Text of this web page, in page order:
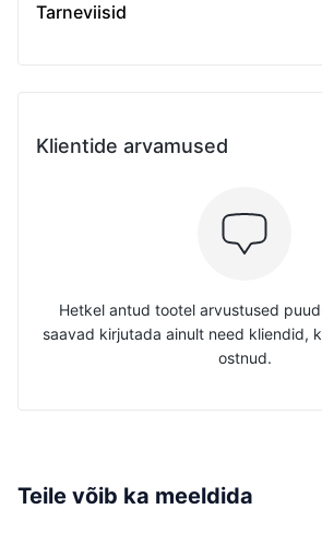
Tarneviisid
Klientide arvamused
Hetkel antud tootel arvustused
saavad kirjutada ainult need kliendid,
ostnud.
Teile võib ka meeldida